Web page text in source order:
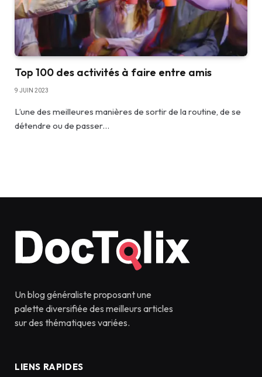
Top 100 des activités à faire entre amis
9 JUIN 2023
L’une des meilleures manières de sortir de la routine, de se
détendre ou de passer…
Un blog généraliste proposant une
palette diversifiée des meilleurs articles
sur des thématiques variées.
LIENS RAPIDES